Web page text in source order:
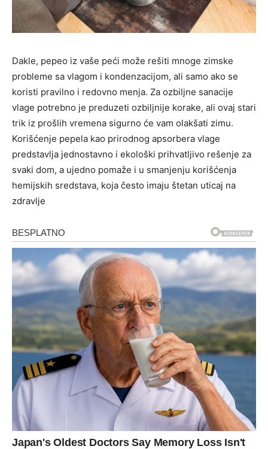
Dakle, pepeo iz vaše peći može rešiti mnoge zimske
probleme sa vlagom i kondenzacijom, ali samo ako se
koristi pravilno i redovno menja. Za ozbiljne sanacije
vlage potrebno je preduzeti ozbiljnije korake, ali ovaj stari
trik iz prošlih vremena sigurno će vam olakšati zimu.
Korišćenje pepela kao prirodnog apsorbera vlage
predstavlja jednostavno i ekološki prihvatljivo rešenje za
svaki dom, a ujedno pomaže i u smanjenju korišćenja
hemijskih sredstava, koja često imaju štetan uticaj na
zdravlje